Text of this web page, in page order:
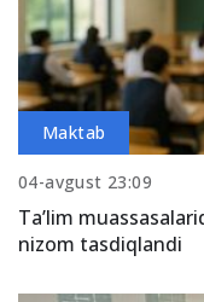
Maktab
04-avgust 23:09
Ta’lim
nizom tasdiqlandi